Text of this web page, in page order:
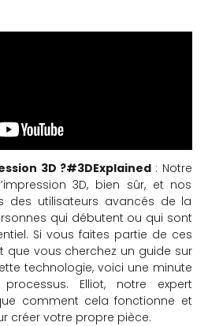
3D ?#3DExplained: Notre
3D, bien sûr, et nos
des utilisateurs avancés de la
qui débutent ou qui sont
Si vous faites partie de ces
que vous cherchez un guide sur
technologie, voici une minute
Elliot, notre expert
comment cela fonctionne et
créer votre propre pièce.